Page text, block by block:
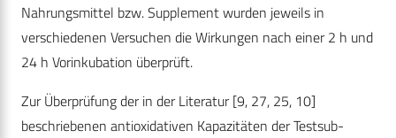
Nahrungsmittel bzw. Supplement wurden jeweils in
verschiedenen Versuchen die Wirkungen nach einer 2 h und
24 h Vorinkubation überprüft.
Zur Überprüfung der in der Literatur [9, 27, 25, 10]
beschriebenen antioxidativen Kapazitäten der Testsub-